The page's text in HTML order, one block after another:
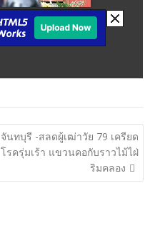
จันทบุรี -สลดผู้เฒ่าวัย 79 เครียด
โรครุ่มเร้า แขวนคอกับราวไม้ไฝ่
ริมคลอง